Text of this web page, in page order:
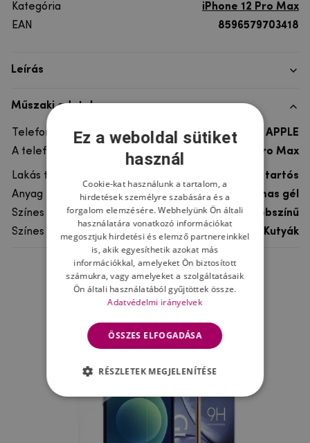
Kategória
iPhone 12 Pro Max
EAN
8596579703418
Leírás
Műszaki adatok
Telefon márka
APPLE
A telefonmodellhez
iPhone 12 Pro Max
Lakás típusa
Gél, Ultra tartós
Anyag
rugalmas gél
Színes
többszínű
Színes motívum
Kutyák
Ne felejtsd el
Ez a weboldal sütiket
használ
Cookie-kat használunk a tartalom, a
hirdetések személyre szabására és a
forgalom elemzésére. Webhelyünk Ön általi
használatára vonatkozó információkat
megosztjuk hirdetési és elemző partnereinkkel
is, akik egyesíthetik azokat más
információkkal, amelyeket Ön biztosított
számukra, vagy amelyeket a szolgáltatásaik
Ön általi használatából gyűjtöttek össze.
Adatvédelmi irányelvek
ÖSSZES ELFOGADÁSA
RÉSZLETEK MEGJELENÍTÉSE